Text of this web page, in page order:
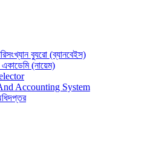
ব্যুরো (ব্যানবেইস)
একাডেমি (নায়েম)
Accounting System